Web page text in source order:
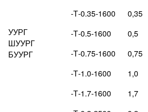
УУРГ
ШУУРГ
БУУРГ
-Т-0.35-1600
0,35
-Т-0.5-1600
0,5
-Т-0.75-1600
0,75
-Т-1.0-1600
1,0
-Т-1.7-1600
1,7